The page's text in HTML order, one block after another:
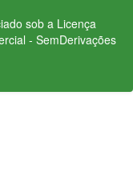
sob a Licença
- SemDerivações